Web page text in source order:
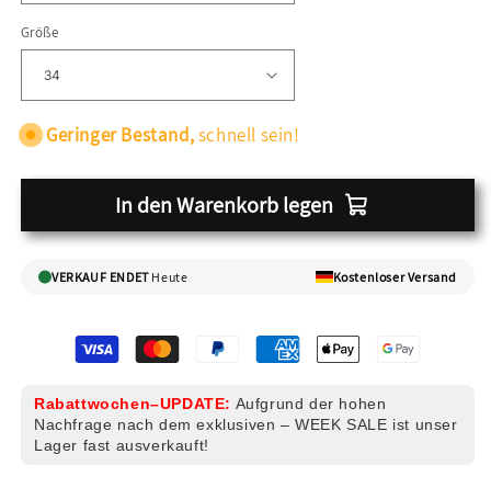
Größe
Geringer Bestand,schnell sein!
In den Warenkorb legen
VERKAUF ENDETHeute Kostenloser Versand
Rabattwochen–UPDATE: Aufgrund der hohen
Nachfrage nach dem exklusiven – WEEK SALE ist unser
Lager fast ausverkauft!